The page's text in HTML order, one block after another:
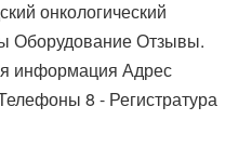
онкологический
Оборудование Отзывы.
информация Адрес
8 - Регистратура